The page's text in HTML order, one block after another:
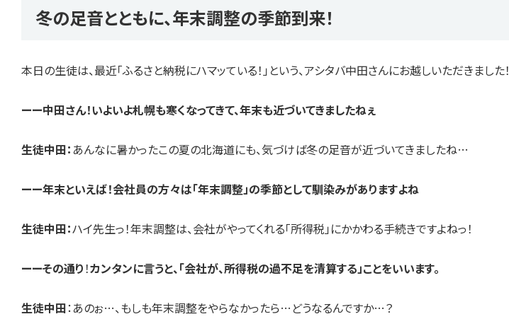
冬の足音とともに、年末調整の季節到来！
本日の生徒は、最近「ふるさと納税にハマッている！」という、アシタバ中田さんにお越しいただきました！
ーー中田さん！いよいよ札幌も寒くなってきて、年末も近づいてきましたねぇ
生徒中田： あんなに暑かったこの夏の北海道にも、気づけば冬の足音が近づいてきましたね…
ーー年末といえば！会社員の方々は「年末調整」の季節として馴染みがありますよね
生徒中田：ハイ先生っ！年末調整は、会社がやってくれる「所得税」にかかわる手続きですよねっ！
ーーその通り！カンタンに言うと、「会社が、所得税の過不足を清算する」ことをいいます。
生徒中田：あのぉ…、もしも年末調整をやらなかったら…どうなるんですか…？